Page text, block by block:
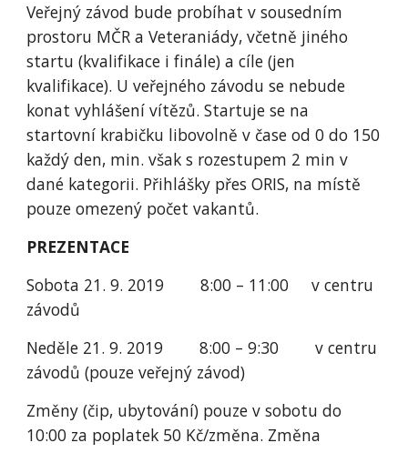
Veřejný závod bude probíhat v sousedním
prostoru MČR a Veteraniády, včetně jiného
startu (kvalifikace i finále) a cíle (jen
kvalifikace). U veřejného závodu se nebude
konat vyhlášení vítězů. Startuje se na
startovní krabičku libovolně v čase od 0 do 150
každý den, min. však s rozestupem 2 min v
dané kategorii. Přihlášky přes ORIS, na místě
pouze omezený počet vakantů.
PREZENTACE
Sobota 21. 9. 2019        8:00 – 11:00     v centru
závodů
Neděle 21. 9. 2019        8:00 – 9:30        v centru
závodů (pouze veřejný závod)
Změny (čip, ubytování) pouze v sobotu do
10:00 za poplatek 50 Kč/změna. Změna